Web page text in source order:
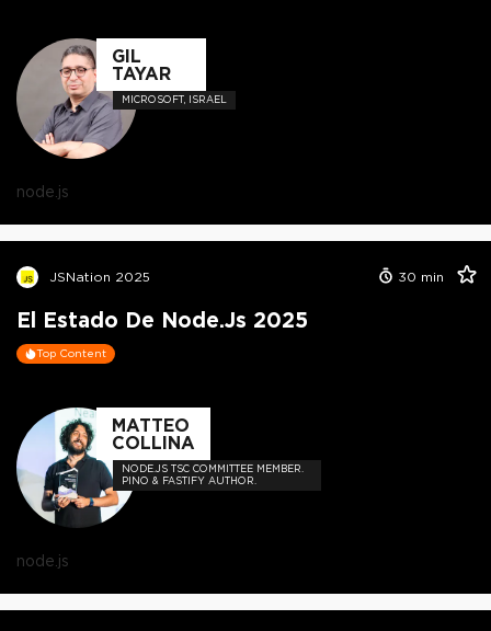
GIL
TAYAR
MICROSOFT, ISRAEL
node.js
JSNation 2025 30 min
El Estado De Node.js 2025
Top Content
MATTEO
COLLINA
NODE.JS TSC COMMITTEE MEMBER.
PINO & FASTIFY AUTHOR.
node.js